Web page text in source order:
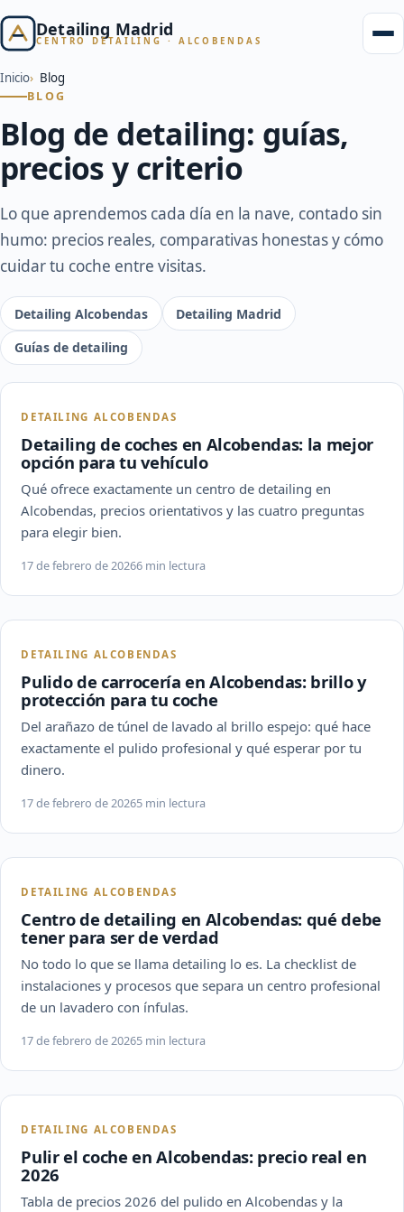
Detailing Madrid
CENTRO DETAILING · ALCOBENDAS
Inicio Blog
BLOG
Blog de detailing: guías,
precios y criterio
Lo que aprendemos cada día en la nave, contado sin
humo: precios reales, comparativas honestas y cómo
cuidar tu coche entre visitas.
Detailing Alcobendas
Detailing Madrid
Guías de detailing
DETAILING ALCOBENDAS
Detailing de coches en Alcobendas: la mejor
opción para tu vehículo
Qué ofrece exactamente un centro de detailing en
Alcobendas, precios orientativos y las cuatro preguntas
para elegir bien.
17 de febrero de 20266 min lectura
DETAILING ALCOBENDAS
Pulido de carrocería en Alcobendas: brillo y
protección para tu coche
Del arañazo de túnel de lavado al brillo espejo: qué hace
exactamente el pulido profesional y qué esperar por tu
dinero.
17 de febrero de 20265 min lectura
DETAILING ALCOBENDAS
Centro de detailing en Alcobendas: qué debe
tener para ser de verdad
No todo lo que se llama detailing lo es. La checklist de
instalaciones y procesos que separa un centro profesional
de un lavadero con ínfulas.
17 de febrero de 20265 min lectura
DETAILING ALCOBENDAS
Pulir el coche en Alcobendas: precio real en
2026
Tabla de precios 2026 del pulido en Alcobendas y la